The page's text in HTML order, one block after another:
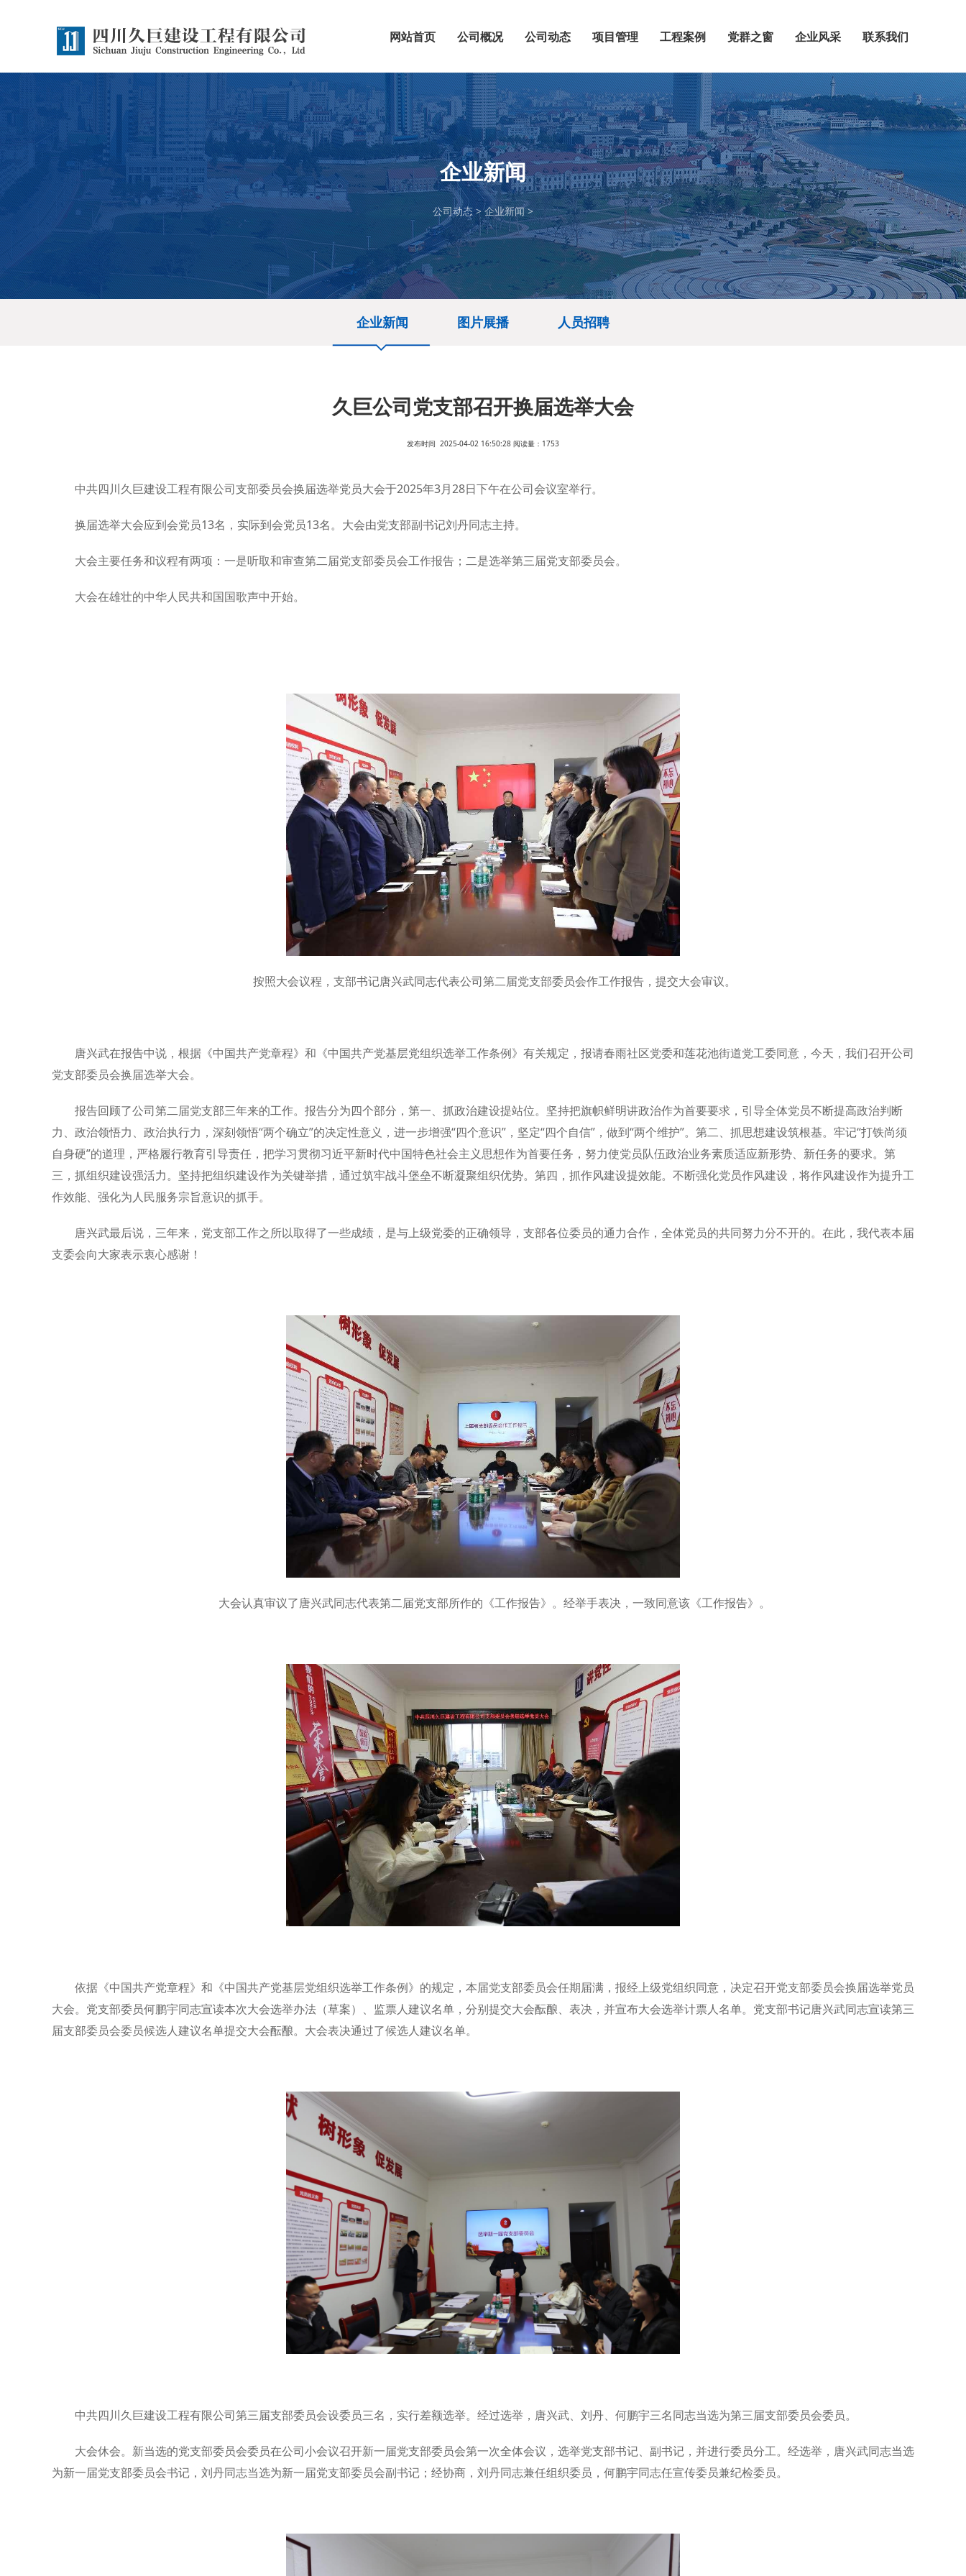
网站首页 公司概况 公司动态 项目管理 工程案例 党群之窗 企业风采 联系我们
企业新闻
公司动态>企业新闻>
企业新闻 图片展播 人员招聘
久巨公司党支部召开换届选举大会
发布时间 2025-04-02 16:50:28 阅读量：1753
中共四川久巨建设工程有限公司支部委员会换届选举党员大会于2025年3月28日下午在公司会议室举行。
换届选举大会应到会党员13名，实际到会党员13名。大会由党支部副书记刘丹同志主持。
大会主要任务和议程有两项：一是听取和审查第二届党支部委员会工作报告；二是选举第三届党支部委员会。
大会在雄壮的中华人民共和国国歌声中开始。
按照大会议程，支部书记唐兴武同志代表公司第二届党支部委员会作工作报告，提交大会审议。
唐兴武在报告中说，根据《中国共产党章程》和《中国共产党基层党组织选举工作条例》有关规定，报请春雨社区党委和莲花池街道党工委同意，今天，我们召开公司
党支部委员会换届选举大会。
报告回顾了公司第二届党支部三年来的工作。报告分为四个部分，第一、抓政治建设提站位。坚持把旗帜鲜明讲政治作为首要要求，引导全体党员不断提高政治判断
力、政治领悟力、政治执行力，深刻领悟“两个确立”的决定性意义，进一步增强“四个意识”，坚定“四个自信”，做到“两个维护”。第二、抓思想建设筑根基。牢记“打铁尚须
自身硬”的道理，严格履行教育引导责任，把学习贯彻习近平新时代中国特色社会主义思想作为首要任务，努力使党员队伍政治业务素质适应新形势、新任务的要求。第
三，抓组织建设强活力。坚持把组织建设作为关键举措，通过筑牢战斗堡垒不断凝聚组织优势。第四，抓作风建设提效能。不断强化党员作风建设，将作风建设作为提升工
作效能、强化为人民服务宗旨意识的抓手。
唐兴武最后说，三年来，党支部工作之所以取得了一些成绩，是与上级党委的正确领导，支部各位委员的通力合作，全体党员的共同努力分不开的。在此，我代表本届
支委会向大家表示衷心感谢！
大会认真审议了唐兴武同志代表第二届党支部所作的《工作报告》。经举手表决，一致同意该《工作报告》。
依据《中国共产党章程》和《中国共产党基层党组织选举工作条例》的规定，本届党支部委员会任期届满，报经上级党组织同意，决定召开党支部委员会换届选举党员
大会。党支部委员何鹏宇同志宣读本次大会选举办法（草案）、监票人建议名单，分别提交大会酝酿、表决，并宣布大会选举计票人名单。党支部书记唐兴武同志宣读第三
届支部委员会委员候选人建议名单提交大会酝酿。大会表决通过了候选人建议名单。
中共四川久巨建设工程有限公司第三届支部委员会设委员三名，实行差额选举。经过选举，唐兴武、刘丹、何鹏宇三名同志当选为第三届支部委员会委员。
大会休会。新当选的党支部委员会委员在公司小会议召开新一届党支部委员会第一次全体会议，选举党支部书记、副书记，并进行委员分工。经选举，唐兴武同志当选
为新一届党支部委员会书记，刘丹同志当选为新一届党支部委员会副书记；经协商，刘丹同志兼任组织委员，何鹏宇同志任宣传委员兼纪检委员。